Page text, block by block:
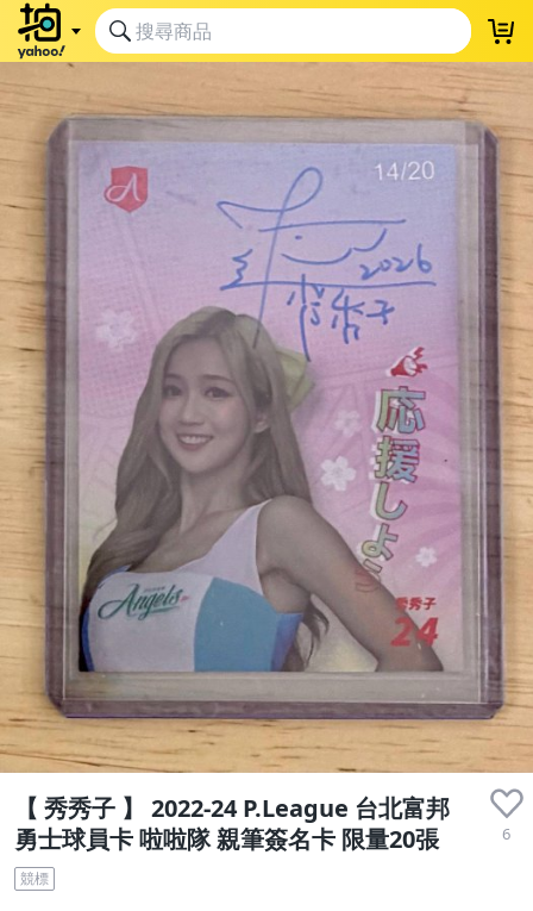
【 秀秀子 】 2022-24 P.League 台北富邦
勇士球員卡 啦啦隊 親筆簽名卡 限量20張
6
競標